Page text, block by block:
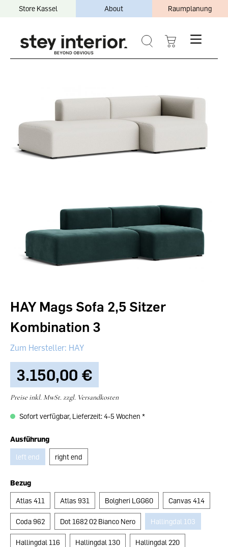
Store Kassel About Raumplanung
HAY Mags Sofa 2,5 Sitzer
Kombination 3
HAY
3.150,00 €‎
Preise inkl. MwSt. zzgl. Versandkosten
Sofort verfügbar, Lieferzeit: 4-5 Wochen
Ausführung
left end right end
Bezug
Atlas 411 Atlas 931 Bolgheri LGG60 Canvas 414
Coda 962 Dot 1682 02 Bianco Nero Hallingdal 103
Hallingdal 116 Hallingdal 130 Hallingdal 220